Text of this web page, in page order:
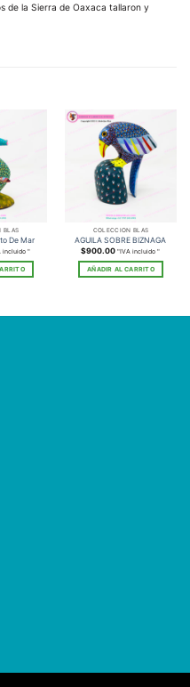
de la Sierra de Oaxaca tallaron y
BLAS
De Mar
incluido "
COLECCIÓN BLAS
AGUILA SOBRE BIZNAGA
$900.00 "IVA incluido "
AÑADIR AL CARRITO